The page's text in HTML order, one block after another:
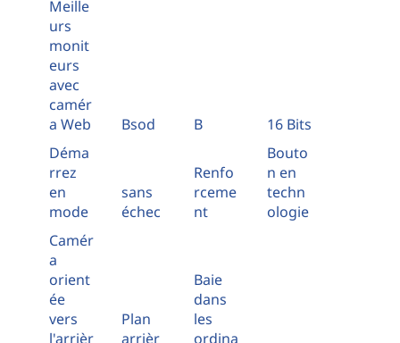
Meille
urs
monit
eurs
avec
camér
a Web
Bsod B
16 Bits
Déma
rrez
en
mode
sans
échec
Renfo
rceme
nt
Bouto
n en
techn
ologie
Camér
a
orient
ée
vers
l'arrièr
Plan
arrièr
Baie
dans
les
ordina